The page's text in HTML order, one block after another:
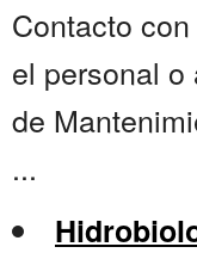
Contacto
el personal
de
...